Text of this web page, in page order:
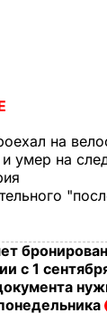
на
умер на
с 1